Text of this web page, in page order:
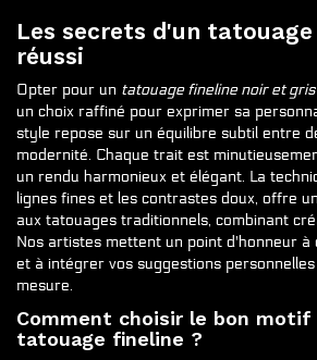
Les secrets d'un
réussi
Opter pour un tatouage fineline noir et gris
un choix raffiné pour exprimer sa
style repose sur un équilibre subtil entre
modernité. Chaque trait est
un rendu harmonieux et élégant. La
lignes fines et les contrastes doux, offre
aux tatouages traditionnels, combinant
Nos artistes mettent un point d'honneur
et à intégrer vos suggestions
mesure.
Comment choisir le bon motif
tatouage fineline ?